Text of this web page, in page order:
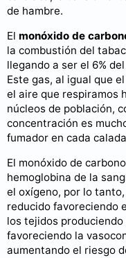
de hambre.
El monóxido de
la combustión del
llegando a ser el 6%
Este gas, al igual que el
el aire que respiramos
núcleos de población,
concentración es
fumador en cada
El monóxido de
hemoglobina de la
el oxígeno, por lo
reducido favoreciendo
los tejidos
favoreciendo la
aumentando el riesgo